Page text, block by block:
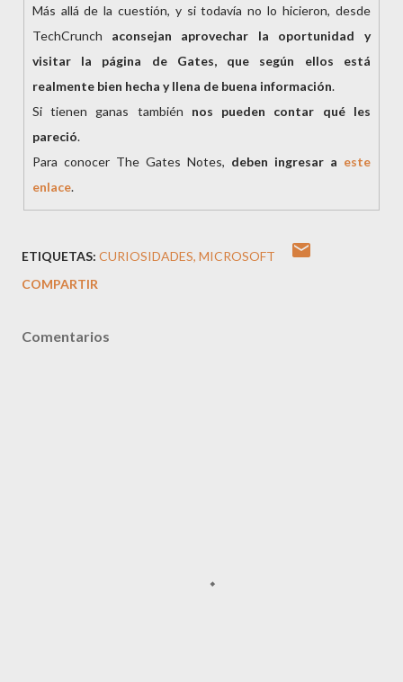
Más allá de la cuestión, y si todavía no lo hicieron, desde
TechCrunch aconsejan aprovechar la oportunidad y
visitar la página de Gates, que según ellos está
realmente bien hecha y llena de buena información.
Si tienen ganas también nos pueden contar qué les
pareció.
Para conocer The Gates Notes, deben ingresar a este
enlace.
ETIQUETAS: CURIOSIDADES MICROSOFT
COMPARTIR
Comentarios